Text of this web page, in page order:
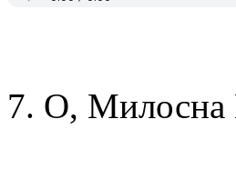
7. О, Милосна